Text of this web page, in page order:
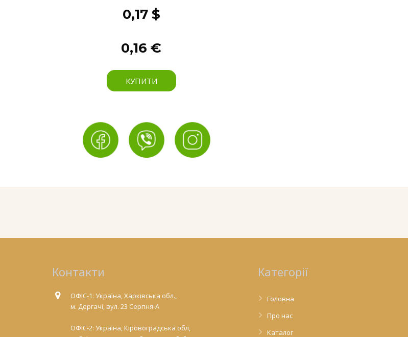
0,17 $
0,16 €
КУПИТИ
Контакти
ОФІС-1: Україна, Харківська обл.,
м. Дергачі, вул. 23 Серпня-А
ОФІС-2: Україна, Кіровоградська обл,
Категорії
Головна
Про нас
Каталог